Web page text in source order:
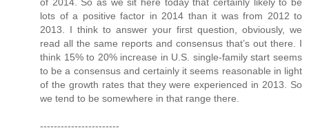
lots of a positive factor in 2014 than it was from 2012 to
2013. I think to answer your first question, obviously, we
read all the same reports and consensus that’s out there. I
think 15% to 20% increase in U.S. single-family start seems
to be a consensus and certainly it seems reasonable in light
of the growth rates that they were experienced in 2013. So
we tend to be somewhere in that range there.
-----------------------